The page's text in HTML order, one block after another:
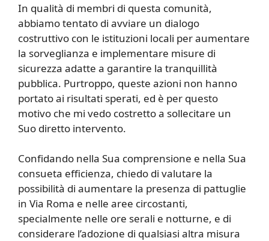
In qualità di membri di questa comunità,
abbiamo tentato di avviare un dialogo
costruttivo con le istituzioni locali per aumentare
la sorveglianza e implementare misure di
sicurezza adatte a garantire la tranquillità
pubblica. Purtroppo, queste azioni non hanno
portato ai risultati sperati, ed è per questo
motivo che mi vedo costretto a sollecitare un
Suo diretto intervento.
Confidando nella Sua comprensione e nella Sua
consueta efficienza, chiedo di valutare la
possibilità di aumentare la presenza di pattuglie
in Via Roma e nelle aree circostanti,
specialmente nelle ore serali e notturne, e di
considerare l’adozione di qualsiasi altra misura